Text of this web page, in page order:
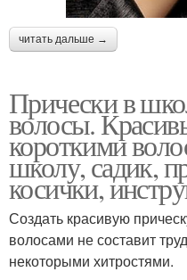
читать дальше →
Прически в
волосы.
короткими
школу, садик,
косички,
Создать красивую
волосами не составит
некоторыми хитростями.